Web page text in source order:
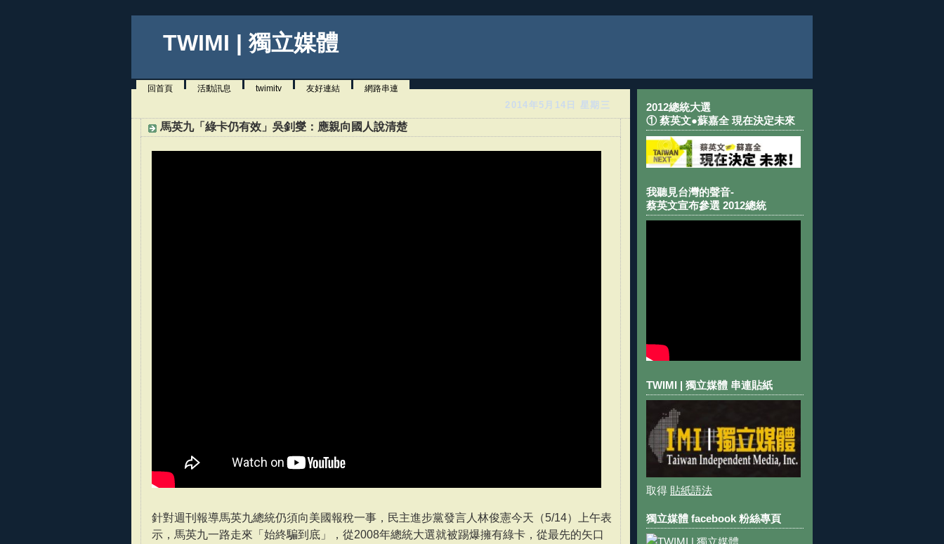
TWIMI | 獨立媒體
回首頁 活動訊息 twimitv 友好連結 網路串連
2014年5月14日 星期三
馬英九「綠卡仍有效」吳釗燮：應親向國人說清楚
針對週刊報導馬英九總統仍須向美國報稅一事，民主進步黨發言人林俊憲今天（5/14）上午表
示，馬英九一路走來「始終騙到底」，從2008年總統大選就被踢爆擁有綠卡，從最先的矢口
2012總統大選
① 蔡英文●蘇嘉全 現在決定未來
我聽見台灣的聲音-
蔡英文宣布參選 2012總統
TWIMI | 獨立媒體 串連貼紙
取得 貼紙語法
獨立媒體 facebook 粉絲專頁